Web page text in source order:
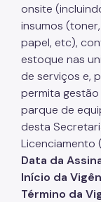
onsite
insumos
papel, etc),
estoque nas
de serviços e,
permita
parque de
desta
Licenciamento
Data da
Início da
Término da